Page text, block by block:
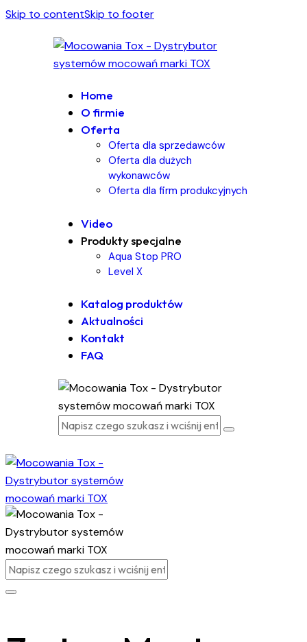
Skip to contentSkip to footer
Home
O firmie
Oferta
Oferta dla sprzedawców
Oferta dla dużych
wykonawców
Oferta dla firm produkcyjnych
Video
Produkty specjalne
Aqua Stop PRO
Level X
Katalog produktów
Aktualności
Kontakt
FAQ